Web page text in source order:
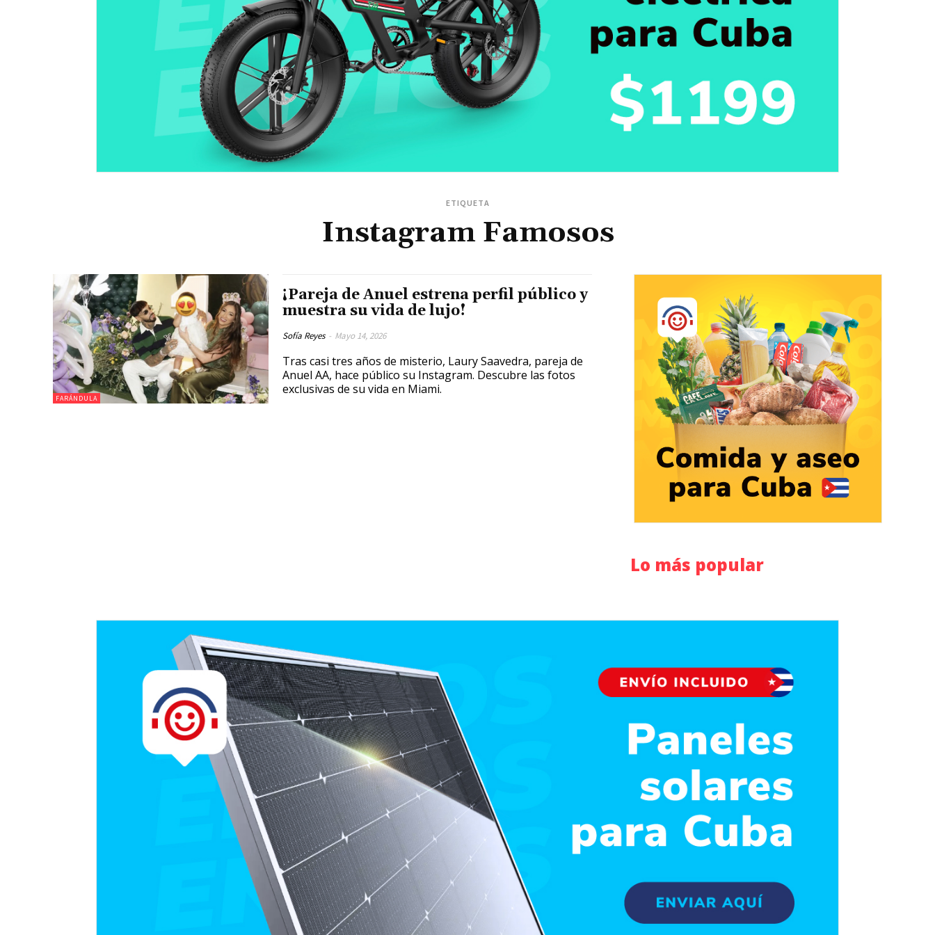
ETIQUETA
Instagram Famosos
FARÁNDULA
¡Pareja de Anuel estrena perfil público y
muestra su vida de lujo!
Sofía Reyes - Mayo 14, 2026
Tras casi tres años de misterio, Laury Saavedra, pareja de
Anuel AA, hace público su Instagram. Descubre las fotos
exclusivas de su vida en Miami.
Lo más popular